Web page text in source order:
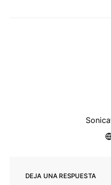
DEJA UNA RESPUESTA